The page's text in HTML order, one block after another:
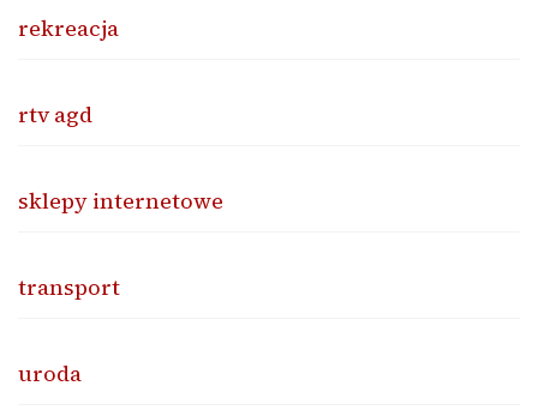
rekreacja
rtv agd
sklepy internetowe
transport
uroda